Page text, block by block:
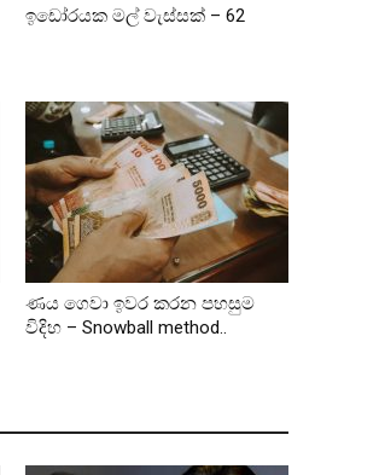
ඉඩෝරයක මල් වැස්සක් – 62
ණය ගෙවා ඉවර කරන පහසුම
විදිහ – Snowball method..